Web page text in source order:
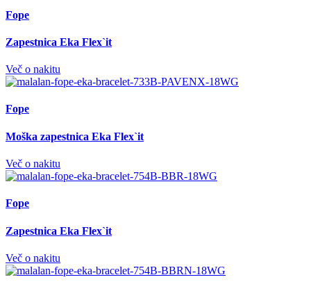
Fope
Zapestnica Eka Flex`it
Več o nakitu
Fope
Moška zapestnica Eka Flex`it
Več o nakitu
Fope
Zapestnica Eka Flex`it
Več o nakitu